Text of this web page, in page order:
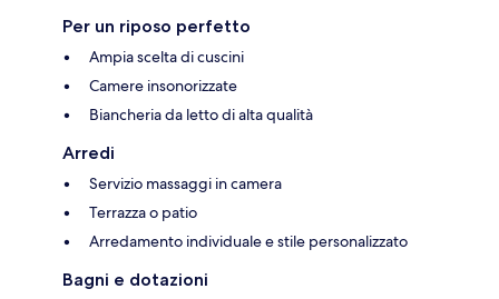
Per un riposo perfetto
Ampia scelta di cuscini
Camere insonorizzate
Biancheria da letto di alta qualità
Arredi
Servizio massaggi in camera
Terrazza o patio
Arredamento individuale e stile personalizzato
Bagni e dotazioni